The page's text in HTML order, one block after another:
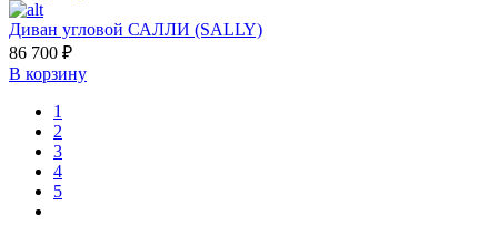
Диван угловой САЛЛИ (SALLY)
86 700 ₽
В корзину
1
2
3
4
5